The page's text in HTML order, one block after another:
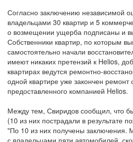
Согласно заключению независимой
владельцами 30 квартир и 5
о возмещении ущерба подписаны и
Собственники квартир, по которым
самостоятельно начали
имеют никаких претензий к Helios,
квартирах ведутся ремонтно-
одной квартире уже закончен ремонт
предоставленного компанией Helios.
Между тем, Свиридов сообщил, что
(10 из них пострадали в результате
"По 10 из них получены заключения.